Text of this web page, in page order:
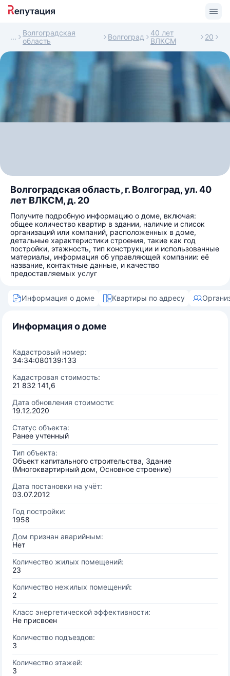
Волгоградская
область
Волгоград
40 лет
ВЛКСМ
20
Волгоградская область, г. Волгоград, ул. 40
лет ВЛКСМ, д. 20
Получите подробную информацию о доме, включая:
общее количество квартир в здании, наличие и список
организаций или компаний, расположенных в доме,
детальные характеристики строения, такие как год
постройки, этажность, тип конструкции и использованные
материалы, информация об управляющей компании: её
название, контактные данные, и качество
предоставляемых услуг
Информация о доме Квартиры по адресу
Информация о доме
Кадастровый номер:
34:34:080139:133
Кадастровая стоимость:
21 832 141,6
Дата обновления стоимости:
19.12.2020
Статус объекта:
Ранее учтенный
Тип объекта:
Объект капитального строительства, Здание
(Многоквартирный дом, Основное строение)
Дата постановки на учёт:
03.07.2012
Год постройки:
1958
Дом признан аварийным:
Нет
Количество жилых помещений:
23
Количество нежилых помещений:
2
Класс энергетической эффективности:
Не присвоен
Количество подъездов:
3
Количество этажей:
3